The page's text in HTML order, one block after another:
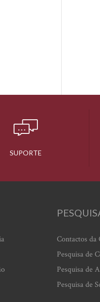
SUPORTE
Contactos da
Pesquisa de
Pesquisa de
Pesquisa de